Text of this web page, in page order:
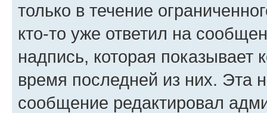
только в течение
кто-то уже ответил на
надпись, которая показывает
время последней из них. Эта
сообщение редактировал